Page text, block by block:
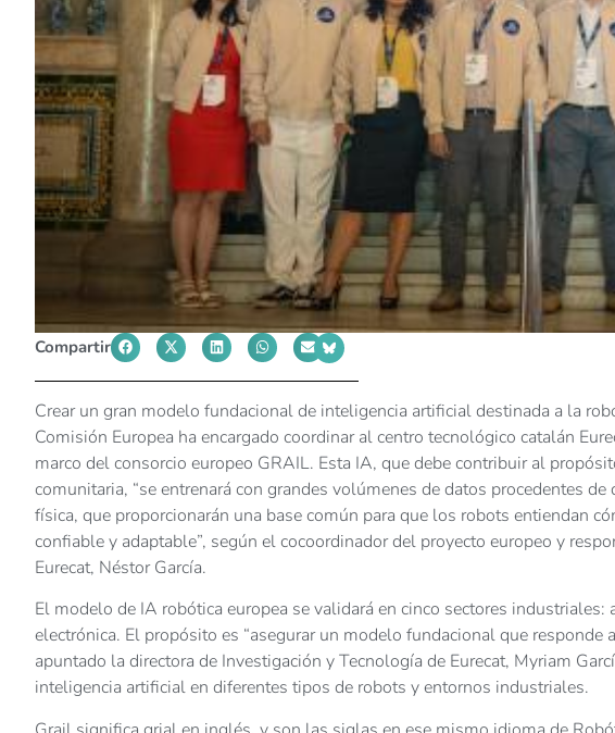
Compartir
Crear un gran modelo fundacional de inteligencia artificial destinada a la
Comisión Europea ha encargado coordinar al centro tecnológico catalán
marco del consorcio europeo GRAIL. Esta IA, que debe contribuir al
comunitaria, “se entrenará con grandes volúmenes de datos procedentes
física, que proporcionarán una base común para que los robots entiendan
confiable y adaptable”, según el cocoordinador del proyecto europeo y
Eurecat, Néstor García.
El modelo de IA robótica europea se validará en cinco sectores
electrónica. El propósito es “asegurar un modelo fundacional que responde
apuntado la directora de Investigación y Tecnología de Eurecat, Myriam
inteligencia artificial en diferentes tipos de robots y entornos industriales.